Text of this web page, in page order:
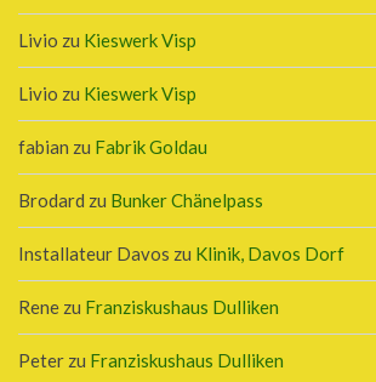
Livio zu Kieswerk Visp
Livio zu Kieswerk Visp
fabian zu Fabrik Goldau
Brodard zu Bunker Chänelpass
Installateur Davos zu Klinik, Davos Dorf
Rene zu Franziskushaus Dulliken
Peter zu Franziskushaus Dulliken